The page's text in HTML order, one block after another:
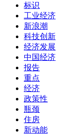
标识
工业经济
新浪潮
科技创新
经济发展
中国经济
报告
重点
经济
政策性
瓶颈
住房
新动能